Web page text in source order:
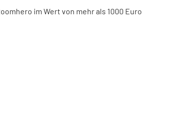
im Wert von mehr als 1000 Euro